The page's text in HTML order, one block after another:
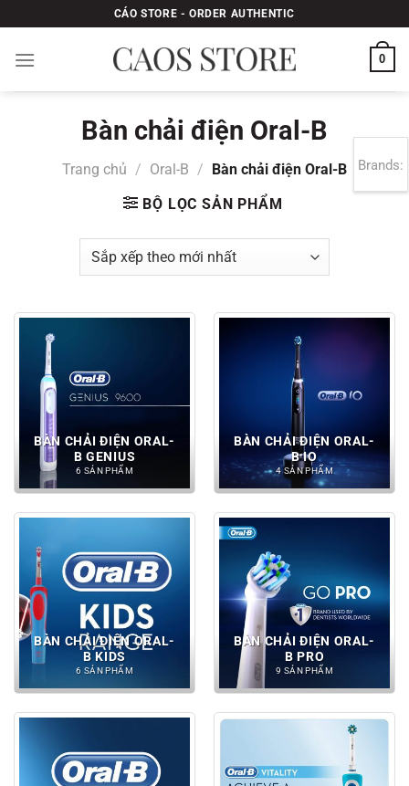
qua
nội
CÁO STORE - ORDER AUTHENTIC
0
Bàn chải điện Oral-B
Trang chủ / Oral-B /
Bàn chải điện Oral-B
BỘ LỌC SẢN PHẨM
BÀN CHẢI ĐIỆN ORAL-
B GENIUS
6 SẢN PHẨM
BÀN CHẢI ĐIỆN ORAL-
B IO
4 SẢN PHẨM
BÀN CHẢI ĐIỆN ORAL-
B KIDS
6 SẢN PHẨM
BÀN CHẢI ĐIỆN ORAL-
B PRO
9 SẢN PHẨM
Brands: